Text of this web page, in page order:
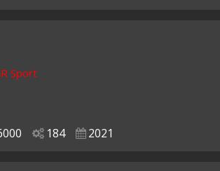
Sport
184 2021